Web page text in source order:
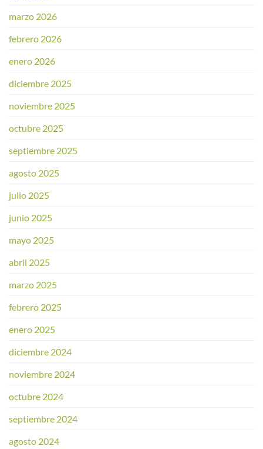
marzo 2026
febrero 2026
enero 2026
diciembre 2025
noviembre 2025
octubre 2025
septiembre 2025
agosto 2025
julio 2025
junio 2025
mayo 2025
abril 2025
marzo 2025
febrero 2025
enero 2025
diciembre 2024
noviembre 2024
octubre 2024
septiembre 2024
agosto 2024